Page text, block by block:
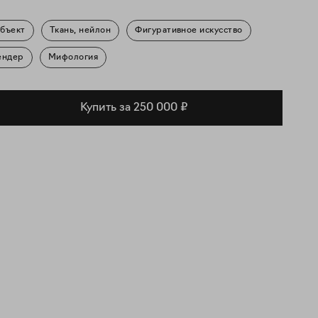
Ткань, нейлон Фигуративное искусство
Мифология
Купить за 250 000 ₽